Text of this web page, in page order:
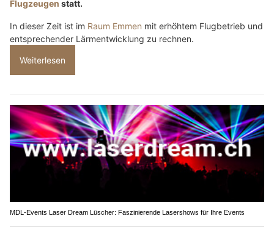
Flugzeugen statt.
In dieser Zeit ist im Raum Emmen mit erhöhtem Flugbetrieb und
entsprechender Lärmentwicklung zu rechnen.
Weiterlesen
MDL-Events Laser Dream Lüscher: Faszinierende Lasershows für Ihre Events